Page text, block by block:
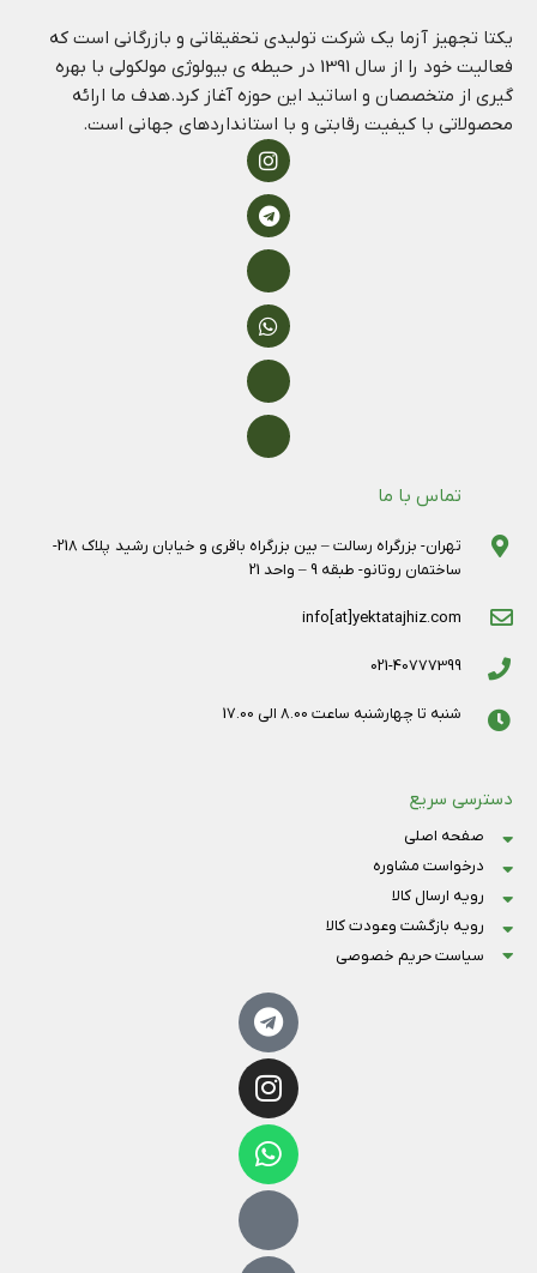
یکتا تجهیز آزما یک شرکت تولیدی تحقیقاتی و بازرگانی است که
فعالیت خود را از سال 1391 در حیطه ی بیولوژی مولکولی با بهره
گیری از متخصصان و اساتید این حوزه آغاز کرد.هدف ما ارائه
محصولاتی با کیفیت رقابتی و با استانداردهای جهانی است.
تماس با ما
تهران- بزرگراه رسالت – بین بزرگراه باقری و خیابان رشید پلاک 218-
ساختمان روتانو- طبقه 9 – واحد 21
info[at]yektatajhiz.com
021-40777399
شنبه تا چهارشنبه ساعت 8.00 الی 17.00
دسترسی سریع
صفحه اصلی
درخواست مشاوره
رویه ارسال کالا
رویه بازگشت وعودت کالا
سیاست حریم خصوصی